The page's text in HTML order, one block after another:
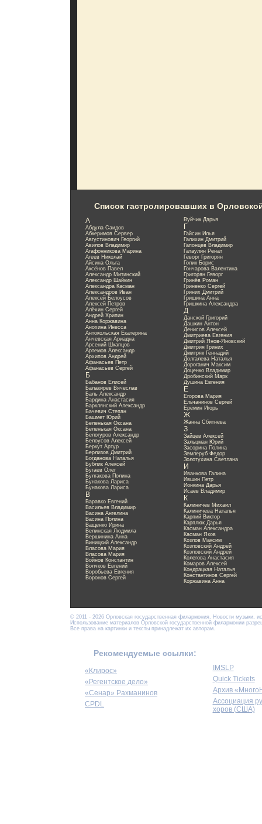
Список гастролировавших в
А
Абдула Саидов
Абкеримов Сервер
Августинович Георгий
Авилов Владимир
Агафонникова Марина
Агеев Николай
Айсина Ольга
Аксёнов Павел
Александр Митинский
Александр Шайкин
Александра Касман
Александров Иван
Алексей Белоусов
Алексей Петров
Алёхин Сергей
Андрей Хрипин
Анна Коржавина
Анохина Инесса
Антокольская Екатерина
Анчевская Ариадна
Арсений Шкапцов
Артемов Александр
Архипов Андрей
Афанасьев Петр
Афанасьев Сергей
Б
Бабанов Елисей
Балакирев Вячеслав
Баль Александр
Бардина Анастасия
Барклянский Александр
Бачевич Степан
Башмет Юрий
Беленькая Оксана
Беленькая Оксана
Белогуров Александр
Белоусов Алексей
Беркут Артур
Берлизов Дмитрий
Богданова Наталья
Бублик Алексей
Бугаев Олег
Булгакова Полина
Бунакова Лариса
Бунакова Лариса
В
Варавко Евгений
Васильев Владимир
Васина Ангелина
Васина Полина
Ващенко Ирина
Велинская Людмила
Вершинина Анна
Виницкий Александр
Власова Мария
Власова Мария
Войнов Константин
Волчков Евгений
Воробьева Евгения
Воронов Сергей
Вуйчик Дарья
Г
Гайсин Илья
Галихин Дмитрий
Гапонцев Владимир
Гатаулин Ренат
Геворг Григорян
Голик Борис
Гончарова Валентина
Григорян Геворг
Гринёв Роман
Гриненко Сергей
Гриних Дмитрий
Гришина Анна
Гришкина Александра
Д
Данской Григорий
Дашкин Антон
Денисов Алексей
Дмитриева Евгения
Дмитрий Янов-Яновский
Дмитрия Гриних
Дмитряк Геннадий
Долгалева Наталья
Дороганич Максим
Доценко Владимир
Дробинский Марк
Душина Евгения
Е
Егорова Мария
Ельчанинов Сергей
Ерёмин Игорь
Ж
Жанна Сбитнева
З
Зайцев Алексей
Зальцман Юрий
Засорина Полина
Землеруб Федор
Золотухина Светлана
И
Иванкова Галина
Ившин Петр
Ионкина Дарья
Исаев Владимир
К
Калиничев Михаил
Калиничева Наталья
Карпий Виктор
Карплюк Дарья
Касман Александра
Касман Яков
Козлов Максим
Козловский Андрей
Козловский Андрей
Колегова Анастасия
Комаров Алексей
Кондрацкая Наталья
Константинов Сергей
Коржавина Анна
© 2011 - 2026 Орловская государственная филармония. Новости музыки,
Использование материалов Орловской государственной филармонии
Все права на картинки и тексты принадлежат их авторам.
Рекомендуемые ссылки:
«Клирос»
«Регентское дело»
«Сенар» Рахманинов
CPDL
IMSLP
Quick Tickets
Архив
Ассоциация
хоров (США)